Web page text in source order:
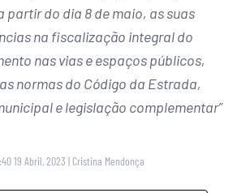
partir do dia 8 de maio, as suas
na fiscalização integral do
nas vias e espaços públicos,
normas do Código da Estrada,
e legislação complementar”
19 Abril, 2023 | Cristina Mendonça